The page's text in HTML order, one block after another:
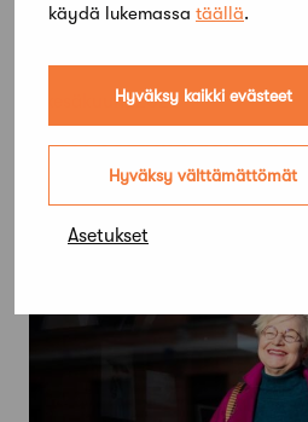
käydä lukemassa täällä.
Hyväksy kaikki evästeet
Hyväksy välttämättömät
Asetukset
6 kesäkuun, 2024
SAFA peräänkuuluttaa
luonnonvaloa kaikessa
uudisrakentamisessa